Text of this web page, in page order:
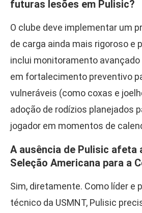
futuras lesões em Pulisic?
O clube deve implementar um
de carga ainda mais rigoroso e
inclui monitoramento
em fortalecimento preventivo
vulneráveis (como coxas e
adoção de rodízios planejados
jogador em momentos de
A ausência de Pulisic afeta
Seleção Americana para a
Sim, diretamente. Como líder e
técnico da USMNT, Pulisic